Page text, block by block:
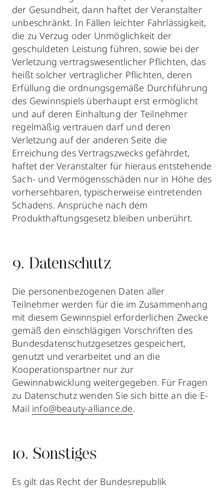
der Gesundheit, dann haftet der Veranstalter
unbeschränkt. In Fällen leichter Fahrlässigkeit,
die zu Verzug oder Unmöglichkeit der
geschuldeten Leistung führen, sowie bei der
Verletzung vertragswesentlicher Pflichten, das
heißt solcher vertraglicher Pflichten, deren
Erfüllung die ordnungsgemäße Durchführung
des Gewinnspiels überhaupt erst ermöglicht
und auf deren Einhaltung der Teilnehmer
regelmäßig vertrauen darf und deren
Verletzung auf der anderen Seite die
Erreichung des Vertragszwecks gefährdet,
haftet der Veranstalter für hieraus entstehende
Sach- und Vermögensschäden nur in Höhe des
vorhersehbaren, typischerweise eintretenden
Schadens. Ansprüche nach dem
Produkthaftungsgesetz bleiben unberührt.
9. Datenschutz
Die personenbezogenen Daten aller
Teilnehmer werden für die im Zusammenhang
mit diesem Gewinnspiel erforderlichen Zwecke
gemäß den einschlägigen Vorschriften des
Bundesdatenschutzgesetzes gespeichert,
genutzt und verarbeitet und an die
Kooperationspartner nur zur
Gewinnabwicklung weitergegeben. Für Fragen
zu Datenschutz wenden Sie sich bitte an die E-
Mail info@beauty-alliance.de.
10. Sonstiges
Es gilt das Recht der Bundesrepublik